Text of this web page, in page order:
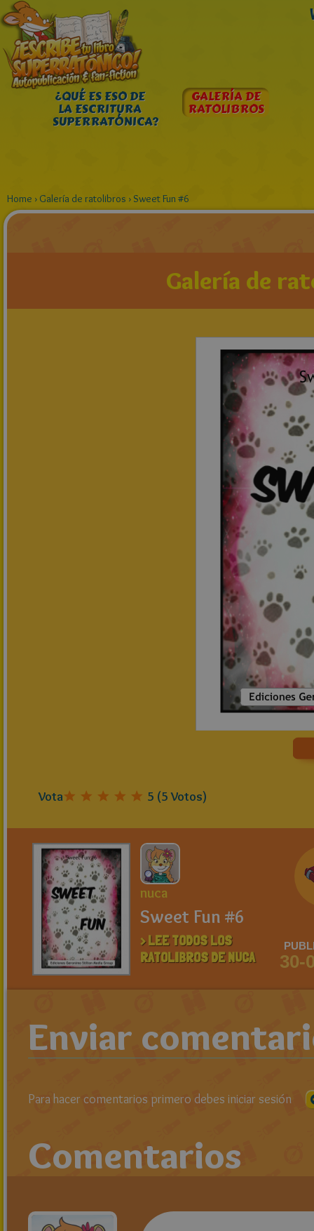
¿QUÉ ES ESO DE
LA ESCRITURA
SUPERRATÓNICA?
GALERÍA DE
RATOLIBROS
Home › Galería de ratolibros › Sweet Fun #6
Galería de
Vota 5 (5Votos)
nuca
Sweet Fun #6
> LEE TODOS LOS
RATOLIBROS DE NUCA
30-
Enviar
Para hacer comentarios primero debes iniciar sesión
Comentarios